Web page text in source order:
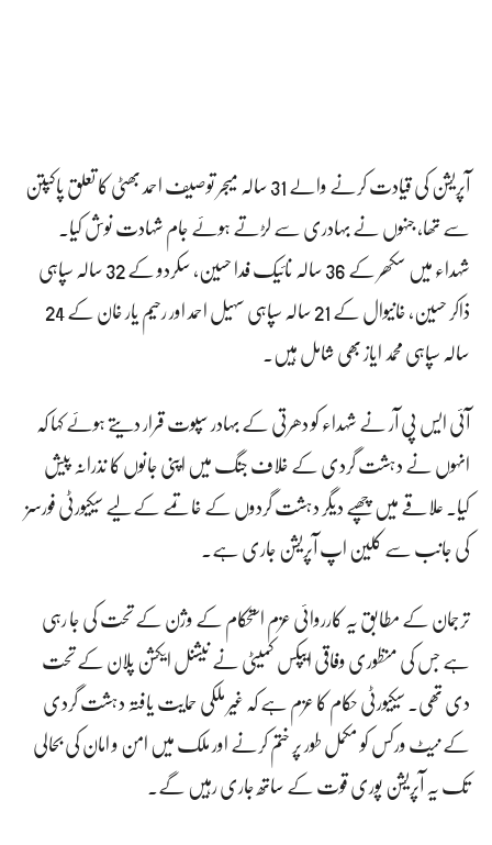
آپریشن کی قیادت کرنے والے 31 سالہ میجر توصیف احمد بھٹی کا تعلق پاکپتن
سے تھا، جنہوں نے بہادری سے لڑتے ہوئے جام شہادت نوش کیا۔
شہداء میں سکھر کے 36 سالہ نائیک فدا حسین، سکردو کے 32 سالہ سپاہی
ذاکر حسین، خانیوال کے 21 سالہ سپاہی سہیل احمد اور رحیم یار خان کے 24
سالہ سپاہی محمد ایاز بھی شامل ہیں۔
آئی ایس پی آر نے شہداء کو دھرتی کے بہادر سپوت قرار دیتے ہوئے کہا کہ
انہوں نے دہشت گردی کے خلاف جنگ میں اپنی جانوں کا نذرانہ پیش
کیا۔ علاقے میں چھپے دیگر دہشت گردوں کے خاتمے کے لیے سیکیورٹی فورسز
کی جانب سے کلین اپ آپریشن جاری ہے۔
ترجمان کے مطابق یہ کارروائی عزم استحکام کے وژن کے تحت کی جا رہی
ہے جس کی منظوری وفاقی ایپکس کمیٹی نے نیشنل ایکشن پلان کے تحت
دی تھی۔ سیکیورٹی حکام کا عزم ہے کہ غیر ملکی حمایت یافتہ دہشت گردی
کے نیٹ ورکس کو مکمل طور پر ختم کرنے اور ملک میں امن و امان کی بحالی
تک یہ آپریشن پوری قوت کے ساتھ جاری رہیں گے۔